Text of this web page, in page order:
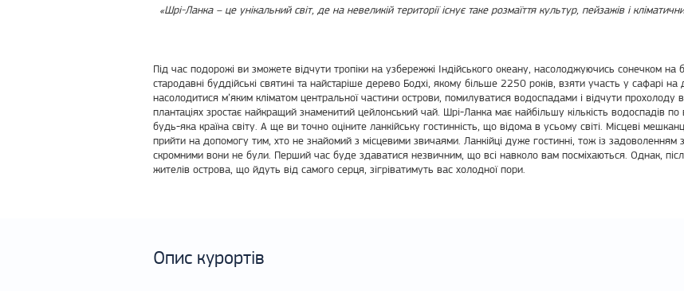
«Шрі-Ланка – це унікальний світ, де на невеликій території існує таке розмаїття культур, пейзажів і
Під час подорожі ви зможете відчути тропіки на узбережжі Індійського океану, насолоджуючись сонечком на
стародавні буддійські святині та найстаріше дерево Бодхі, якому більше 2250 років, взяти участь у сафарі
насолодитися м’яким кліматом центральної частини острови, помилуватися водоспадами і відчути прохолоду
плантаціях зростає найкращий знаменитий цейлонський чай. Шрі-Ланка має найбільшу кількість водоспадів
будь-яка країна світу. А ще ви точно оціните ланкійську гостинність, що відома в усьому світі. Місцеві
прийти на допомогу тим, хто не знайомий з місцевими звичаями. Ланкійці дуже гостинні, тож із
скромними вони не були. Перший час буде здаватися незвичним, що всі навколо вам посміхаються. Однак,
жителів острова, що йдуть від самого серця, зігріватимуть вас холодної пори.
Опис курортів